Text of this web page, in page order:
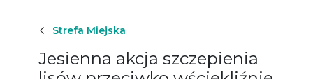
Strefa Miejska
Jesienna akcja szczepienia